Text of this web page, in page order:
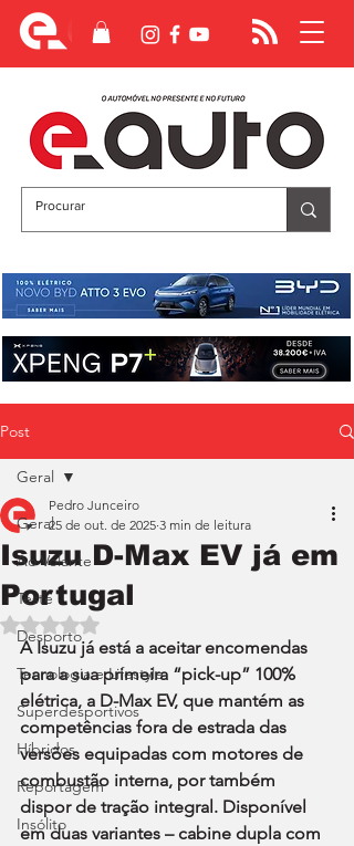
Post
Geral
Ao Volante
Teste
Desporto
Tecnologia e Lifestyle
Superdesportivos
Híbridos
Reportagem
Insólito
Geral
Isuzu D-Max EV já em
Portugal
Pedro Junceiro
25 de out. de 2025 3 min de leitura
Avaliado com NaN de 5 estrelas.
A Isuzu já está a aceitar encomendas
para a sua primeira “pick-up” 100%
elétrica, a D-Max EV, que mantém as
competências fora de estrada das
versões equipadas com motores de
combustão interna, por também
dispor de tração integral. Disponível
em duas variantes – cabine dupla com